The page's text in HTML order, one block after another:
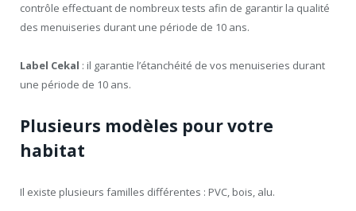
contrôle effectuant de nombreux tests afin de garantir la qualité
des menuiseries durant une période de 10 ans.
Label Cekal : il garantie l’étanchéité de vos menuiseries durant
une période de 10 ans.
Plusieurs modèles pour votre
habitat
Il existe plusieurs familles différentes : PVC, bois, alu.